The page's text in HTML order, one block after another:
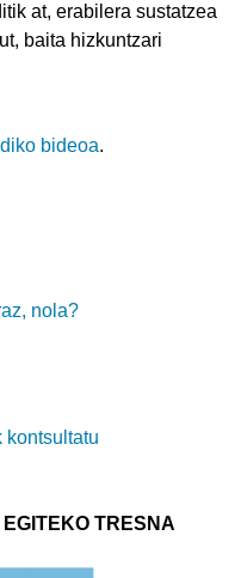
at, erabilera sustatzea
baita hizkuntzari
bideoa.
nola?
kontsultatu
TRESNA